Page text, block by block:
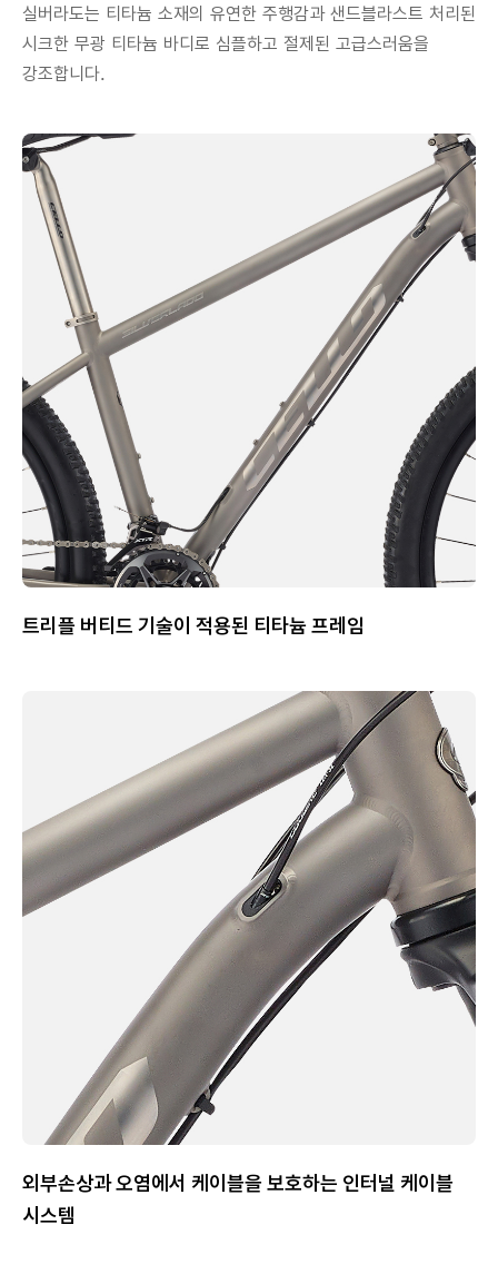
실버라도는 티타늄 소재의 유연한 주행감과 샌드블라스트 처리된
시크한 무광 티타늄 바디로 심플하고 절제된 고급스러움을
강조합니다.
트리플 버티드 기술이 적용된 티타늄 프레임
외부손상과 오염에서 케이블을 보호하는 인터널 케이블
시스템